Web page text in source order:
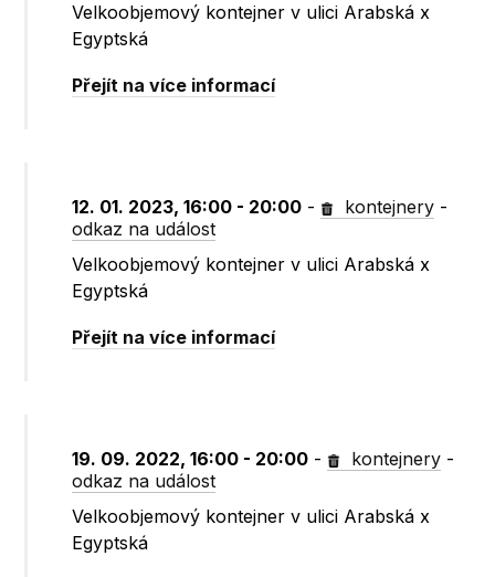
Velkoobjemový kontejner v ulici Arabská x
Egyptská
Přejít na více informací
12. 01. 2023, 16:00 - 20:00 - kontejnery -
odkaz na událost
Velkoobjemový kontejner v ulici Arabská x
Egyptská
Přejít na více informací
19. 09. 2022, 16:00 - 20:00 - kontejnery -
odkaz na událost
Velkoobjemový kontejner v ulici Arabská x
Egyptská